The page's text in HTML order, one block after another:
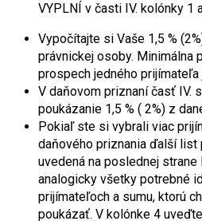
VYPLNÍ v časti IV. kolónky 1
Vypočítajte si Vaše 1,5 %
právnickej osoby. Minimálna
prospech jedného prijímateľa
V daňovom priznaní časť IV.
poukázanie 1,5 % ( 2%) z
Pokiaľ ste si vybrali viac
daňového priznania ďalší list
uvedená na poslednej
analogicky všetky potrebné
prijímateľoch a sumu, ktorú
poukázať. V kolónke 4